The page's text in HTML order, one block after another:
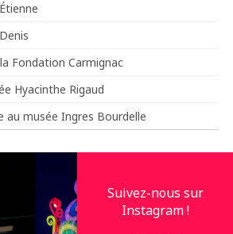
Fondation Carmignac
Hyacinthe Rigaud
au musée Ingres Bourdelle
Suivez-nous sur
Instagram !